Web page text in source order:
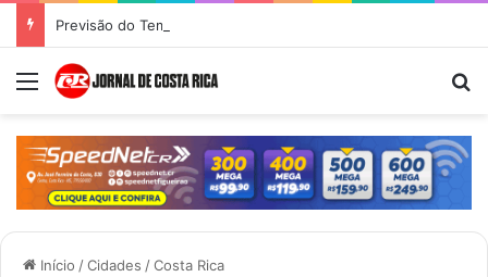
Previsão do Tempo para Costa Rica nesta quinta-feira (6)
Menu
Início /Cidades /Costa Rica